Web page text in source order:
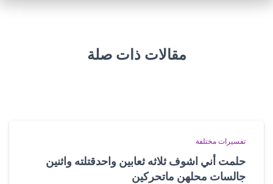
مقالات ذات صلة
تفسيرات مختلفة
حلمت أني اشوف ثلاثه ثعابين واحدقتلته واثنين
جالسات محلهن ماتحركين